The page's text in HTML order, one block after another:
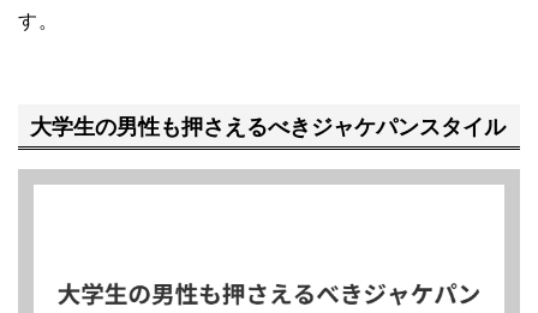
す。
大学生の男性も押さえるべきジャケパンスタイル